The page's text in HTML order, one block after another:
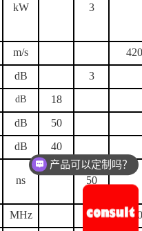
kW 3
m/s
dB
3
dB
18
dB
50
dB
40
ns 50
MHz
产品可以定制吗？